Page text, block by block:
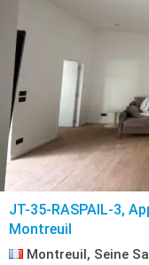
JT-35-RASPAIL-3,
Montreuil
Montreuil, Seine